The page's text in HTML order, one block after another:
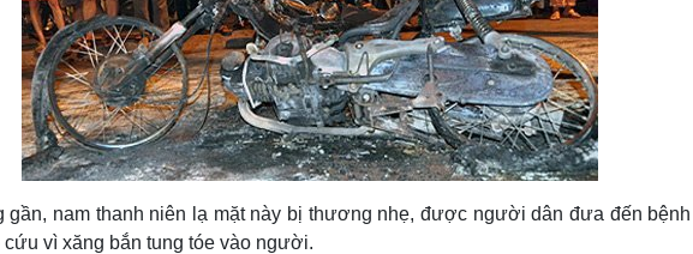
gần, nam thanh niên lạ mặt này bị thương nhẹ, được người dân đưa đến bệnh
cứu vì xăng bắn tung tóe vào người.